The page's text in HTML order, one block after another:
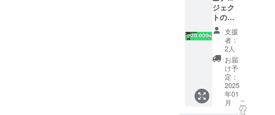
お礼
カード
＋購入
順に手
書きで
No.を記
載し提
供 ※購
入順が
分から
ない場
りとな
ります
※読み上
げてほ
しい名
前を備
考欄に
記入お
願いし
ます、
記入忘
ジェク
トの進
捗報告
❏お披
露目
Live配
信でク
レジッ
ト表記
＆名前
読み上
支援
者：
2人
お届
け予
定：
2025
年01
月
こ
の
リ